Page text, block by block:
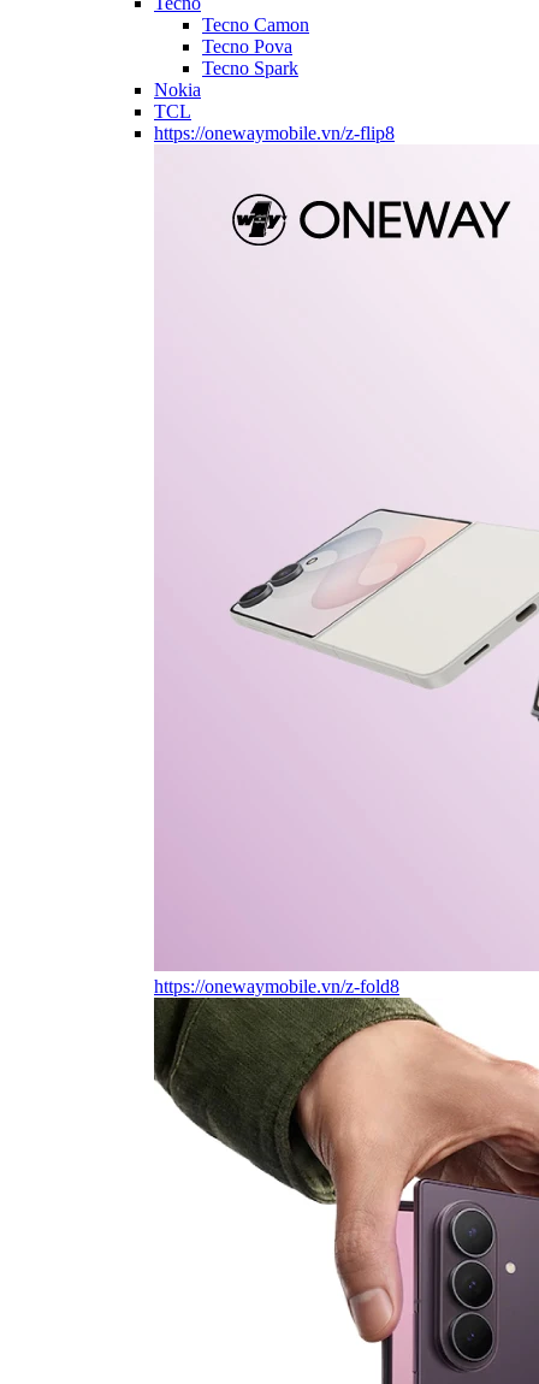
Tecno Camon
Tecno Pova
Tecno Spark
Nokia
TCL
https://onewaymobile.vn/z-flip8
https://onewaymobile.vn/z-fold8